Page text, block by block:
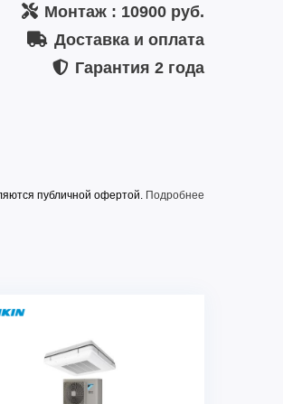
Монтаж: 10900 руб.
Доставка и оплата
Гарантия 2 года
публичной офертой. Подробнее